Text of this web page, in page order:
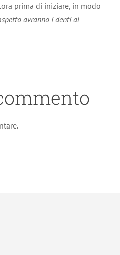
prima di iniziare, in modo
spetto avranno i denti al